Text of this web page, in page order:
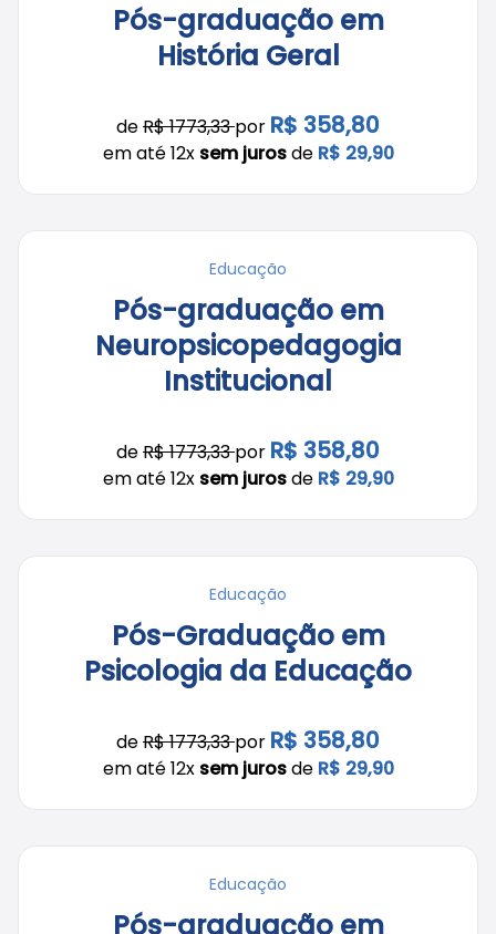
Pós-graduação em
História Geral
deR$ 1773,33por R$ 358,80
em até 12x sem jurosde R$ 29,90
Educação
Pós-graduação em
Neuropsicopedagogia
Institucional
deR$ 1773,33por R$ 358,80
em até 12x sem jurosde R$ 29,90
Educação
Pós-Graduação em
Psicologia da Educação
deR$ 1773,33por R$ 358,80
em até 12x sem jurosde R$ 29,90
Educação
Pós-graduação em